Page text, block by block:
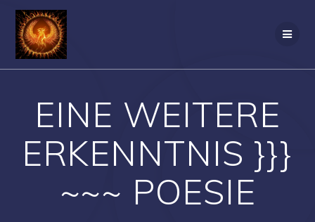
EINE WEITERE
ERKENNTNIS }}}
~~~ POESIE